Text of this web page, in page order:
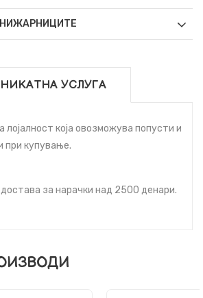
УСЛУГА
лојалност која овозможува попусти и
при купување.
за нарачки над 2500 денари.